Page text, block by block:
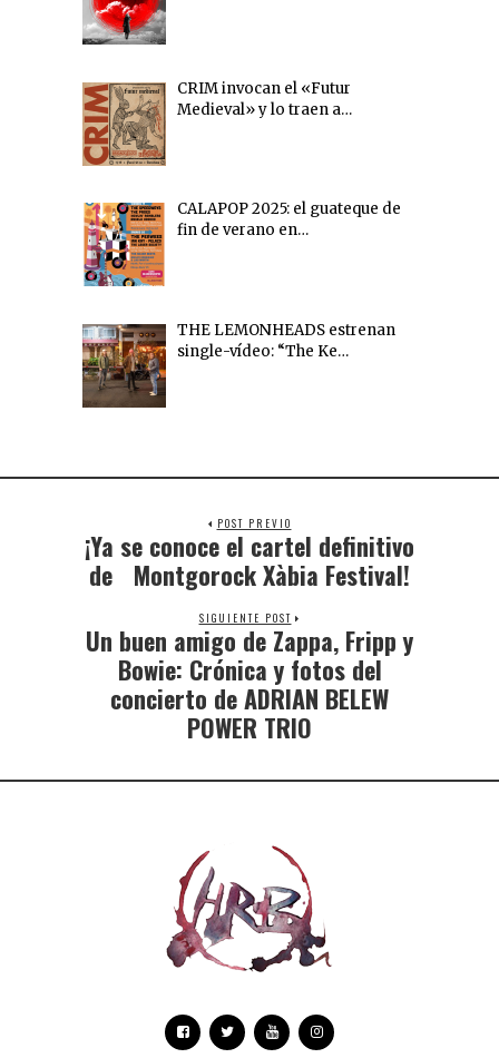
CRIM invocan el «Futur
Medieval» y lo traen a…
CALAPOP 2025: el guateque de
fin de verano en…
THE LEMONHEADS estrenan
single-vídeo: “The Ke…
POST PREVIO
¡Ya se conoce el cartel definitivo
de Montgorock Xàbia Festival!
SIGUIENTE POST
Un buen amigo de Zappa, Fripp y
Bowie: Crónica y fotos del
concierto de ADRIAN BELEW
POWER TRIO